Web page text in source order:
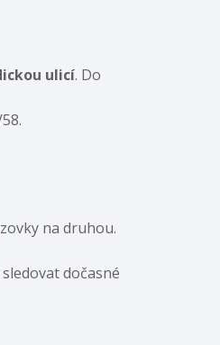
ulicí. Do
na druhou.
dočasné